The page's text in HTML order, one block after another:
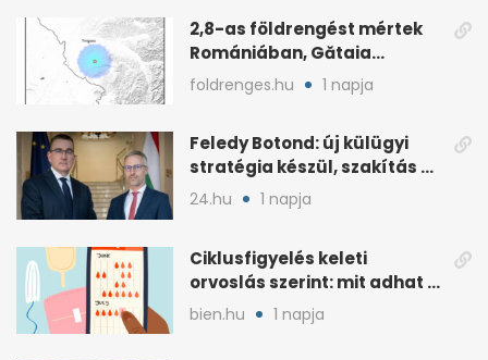
2,8-as földrengést mértek
Romániában, Gătaia
közelében
foldrenges.hu 1 napja
Feledy Botond: új külügyi
stratégia készül, szakítás a
MAGA-vonallal
24.hu 1 napja
Ciklusfigyelés keleti
orvoslás szerint: mit adhat a
menstruációs appok mellé?
bien.hu 1 napja